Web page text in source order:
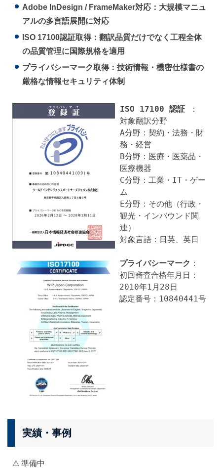
Adobe InDesign / FrameMaker対応：大規模マニュ
アルの多言語展開に対応
ISO 17100認証取得：翻訳品質だけでなく工程全体
の品質管理に国際規格を適用
プライバシーマーク取得：技術情報・機密仕様書の
厳格な情報セキュリティ体制
ISO 17100 認証 ：
対象翻訳分野
A分野：契約・法務・財
務・経営
B分野：医療・医薬品・
医療機器
C分野：工業・IT・ゲー
ム
E分野：その他（行政・
観光・インバウンド関
連）
対象言語：日英、英日
プライバシーマーク ：
初回審査合格年月日：
2010年1月28日
認定番号：10840441号
実績・事例
⚠ 準備中